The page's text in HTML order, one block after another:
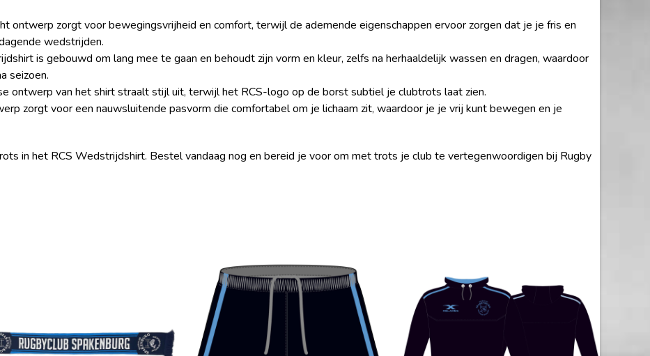
ontwerp zorgt voor bewegingsvrijheid en comfort, terwijl de ademende eigenschappen ervoor zorgen dat je je fris en
wedstrijden.
is gebouwd om lang mee te gaan en behoudt zijn vorm en kleur, zelfs na herhaaldelijk wassen en dragen, waardoor
seizoen.
ontwerp van het shirt straalt stijl uit, terwijl het RCS-logo op de borst subtiel je clubtrots laat zien.
zorgt voor een nauwsluitende pasvorm die comfortabel om je lichaam zit, waardoor je je vrij kunt bewegen en je
in het RCS Wedstrijdshirt. Bestel vandaag nog en bereid je voor om met trots je club te vertegenwoordigen bij Rugby
product
meerdere
variaties.
Deze
optie
meerdere
variaties.
Deze
optie